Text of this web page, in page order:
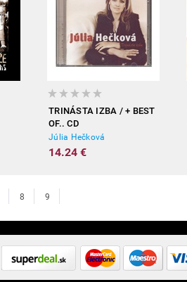
TRINÁSTA IZBA / + BEST
OF.. CD
Júlia Hečková
14.24 €
8 9